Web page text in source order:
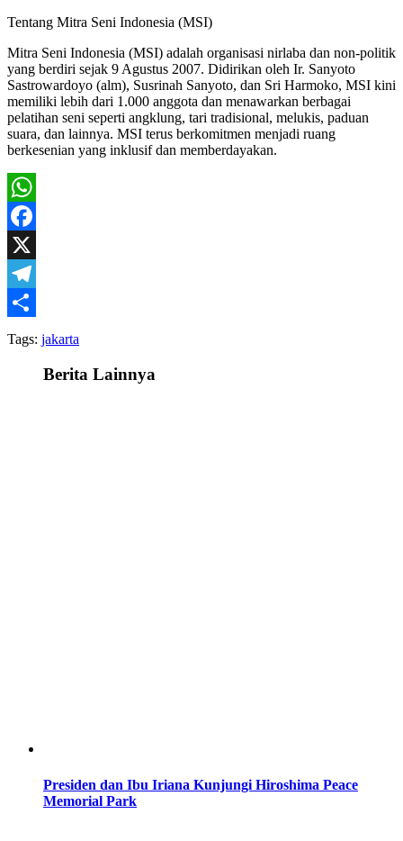
Tentang Mitra Seni Indonesia (MSI)
Mitra Seni Indonesia (MSI) adalah organisasi nirlaba dan non-politik
yang berdiri sejak 9 Agustus 2007. Didirikan oleh Ir. Sanyoto
Sastrowardoyo (alm), Susrinah Sanyoto, dan Sri Harmoko, MSI kini
memiliki lebih dari 1.000 anggota dan menawarkan berbagai
pelatihan seni seperti angklung, tari tradisional, melukis, paduan
suara, dan lainnya. MSI terus berkomitmen menjadi ruang
berkesenian yang inklusif dan memberdayakan.
WhatsApp
Facebook
X
Telegram
Share
Tags: jakarta
Berita Lainnya
Presiden dan Ibu Iriana Kunjungi Hiroshima Peace
Memorial Park